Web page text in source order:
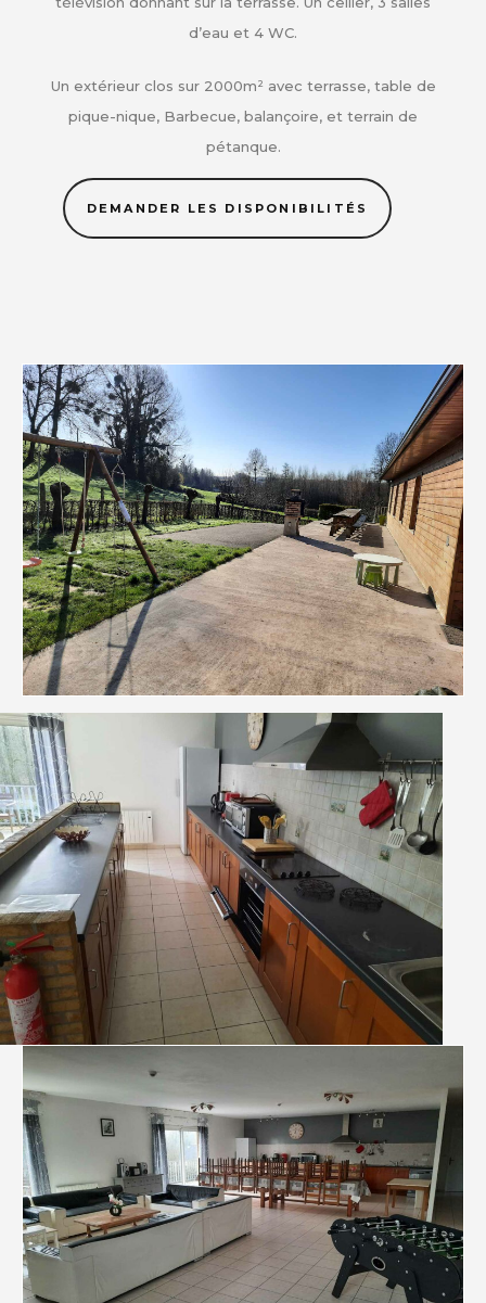
d’eau et 4 WC.
Un extérieur clos sur 2000m² avec terrasse, table de
pique-nique, Barbecue, balançoire, et terrain de
pétanque.
DEMANDER LES DISPONIBILITÉS